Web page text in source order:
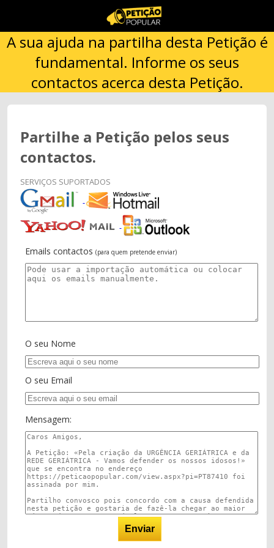
A sua ajuda na partilha desta Petição é
fundamental. Informe os seus
contactos acerca desta Petição.
Partilhe a Petição pelos seus
contactos.
SERVIÇOS SUPORTADOS
Emails contactos (para quem pretende enviar)
O seu Nome
O seu Email
Mensagem: